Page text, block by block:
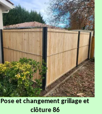
Pose et changement grillage et
clôture 86